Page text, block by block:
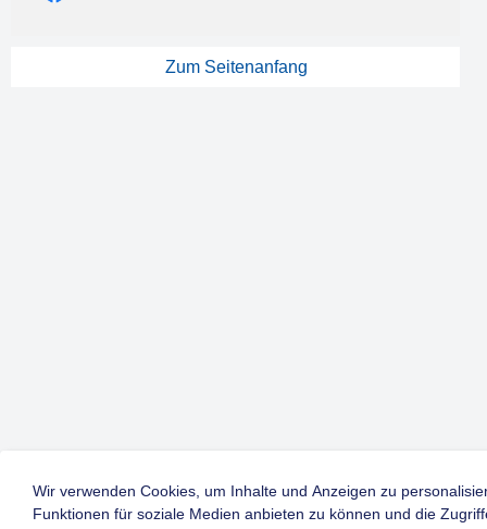
Zum Seitenanfang
Wir verwenden Cookies, um Inhalte und Anzeigen zu
Funktionen für soziale Medien anbieten zu können und die